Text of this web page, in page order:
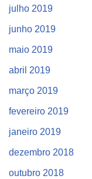
julho 2019
junho 2019
maio 2019
abril 2019
março 2019
fevereiro 2019
janeiro 2019
dezembro 2018
outubro 2018